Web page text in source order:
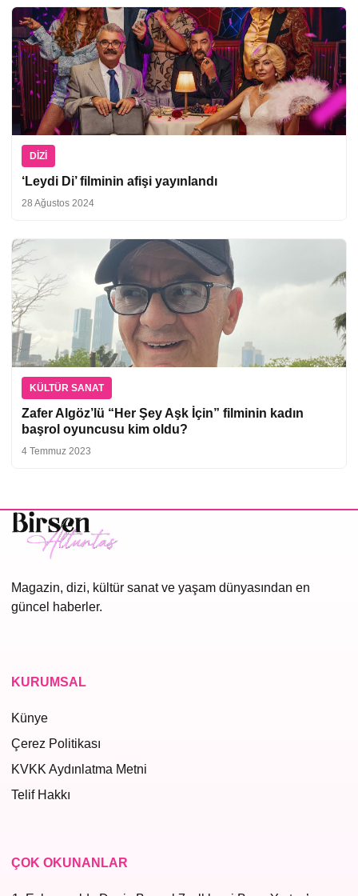
DIZI
‘Leydi Di’ filminin afişi yayınlandı
28 Ağustos 2024
KÜLTÜR SANAT
Zafer Algöz’lü “Her Şey Aşk İçin” filminin kadın
başrol oyuncusu kim oldu?
4 Temmuz 2023
Magazin, dizi, kültür sanat ve yaşam dünyasından en
güncel haberler.
KURUMSAL
Künye
Çerez Politikası
KVKK Aydınlatma Metni
Telif Hakkı
ÇOK OKUNANLAR